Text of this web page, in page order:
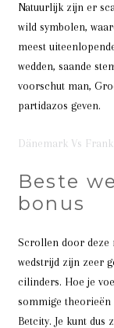
Natuurlijk zijn er
wild symbolen,
meest
wedden, saande
voorschut man,
partidazos geven.
Dänemark Vs
Beste
bonus
Scrollen door deze
wedstrijd zijn zeer
cilinders. Hoe je
sommige theorieën
Betcity. Je kunt dus